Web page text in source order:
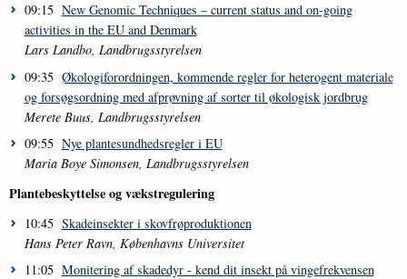
09:15 New Genomic Techniques – current status and on-going
activities in the EU and Denmark
Lars Landbo, Landbrugsstyrelsen
09:35 Økologiforordningen, kommende regler for heterogent materiale
og forsøgsordning med afprøvning af sorter til økologisk jordbrug
Merete Buus, Landbrugsstyrelsen
09:55 Nye plantesundhedsregler i EU
Maria Boye Simonsen, Landbrugsstyrelsen
Plantebeskyttelse og vækstregulering
10:45 Skadeinsekter i skovfrøproduktionen
Hans Peter Ravn, Københavns Universitet
11:05 Monitering af skadedyr - kend dit insekt på vingefrekvensen